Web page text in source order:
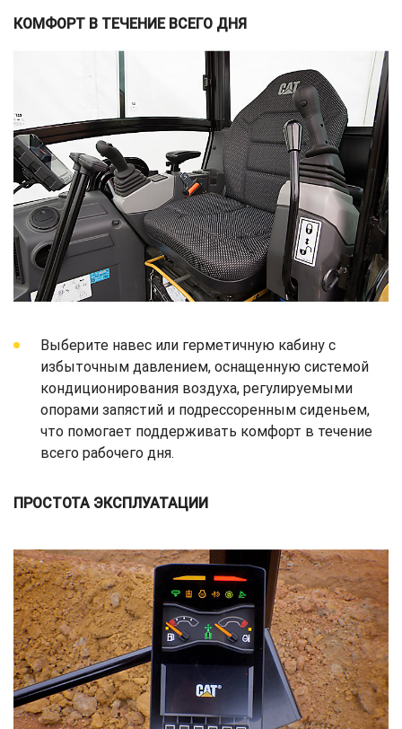
КОМФОРТ В ТЕЧЕНИЕ ВСЕГО ДНЯ
Выберите навес или герметичную кабину с
избыточным давлением, оснащенную системой
кондиционирования воздуха, регулируемыми
опорами запястий и подрессоренным сиденьем,
что помогает поддерживать комфорт в течение
всего рабочего дня.
ПРОСТОТА ЭКСПЛУАТАЦИИ